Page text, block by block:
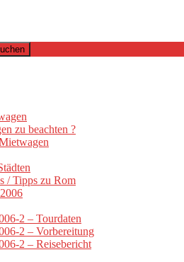
zu beachten ?
/ Tipps zu Rom
2 – Tourdaten
2 – Vorbereitung
2 – Reisebericht